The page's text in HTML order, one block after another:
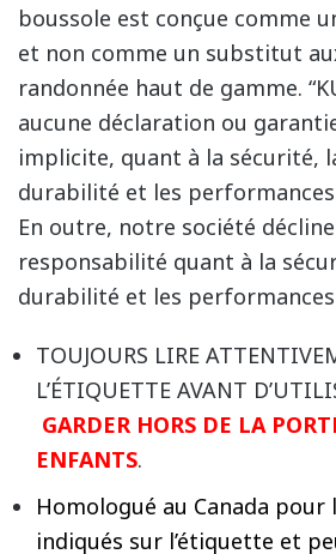
boussole est conçue comme
et non comme un substitut
randonnée haut de gamme.
aucune déclaration ou
implicite, quant à la sécurité,
durabilité et les
En outre, notre société
responsabilité quant à la
durabilité et les performances
TOUJOURS LIRE
L’ÉTIQUETTE AVANT
GARDER HORS DE LA
ENFANTS.
Homologué au Canada pour
indiqués sur l’étiquette et